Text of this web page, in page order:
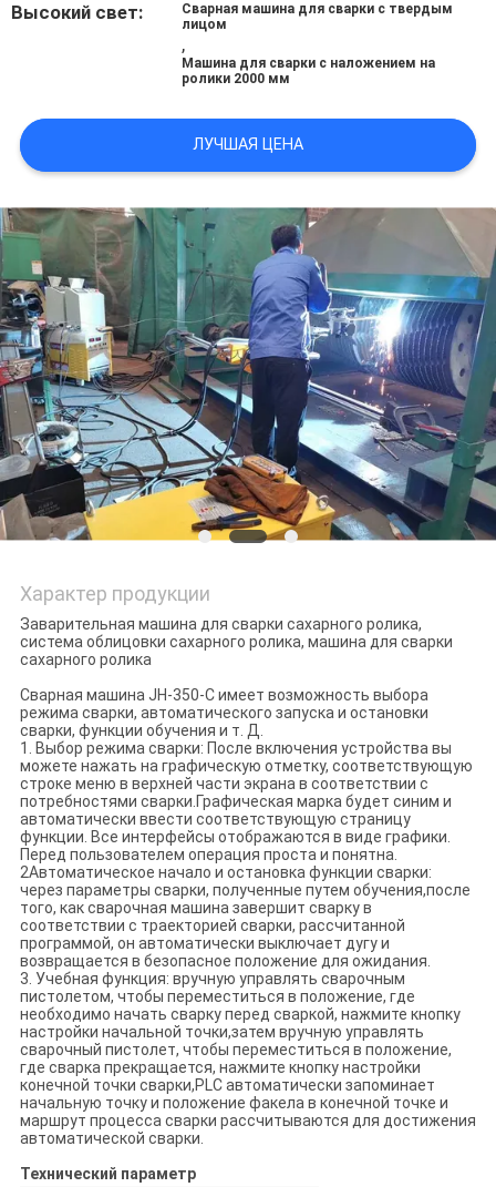
PRIVACY
POLICY
Высокий свет:
Сварная машина для сварки с твердым
лицом
,
Машина для сварки с наложением на
ролики 2000 мм
ЛУЧШАЯ ЦЕНА
Характер продукции
Заварительная машина для сварки сахарного ролика,
система облицовки сахарного ролика, машина для сварки
сахарного ролика
Сварная машина JH-350-C имеет возможность выбора
режима сварки, автоматического запуска и остановки
сварки, функции обучения и т. Д.
1. Выбор режима сварки: После включения устройства вы
можете нажать на графическую отметку, соответствующую
строке меню в верхней части экрана в соответствии с
потребностями сварки.Графическая марка будет синим и
автоматически ввести соответствующую страницу
функции. Все интерфейсы отображаются в виде графики.
Перед пользователем операция проста и понятна.
2Автоматическое начало и остановка функции сварки:
через параметры сварки, полученные путем обучения,после
того, как сварочная машина завершит сварку в
соответствии с траекторией сварки, рассчитанной
программой, он автоматически выключает дугу и
возвращается в безопасное положение для ожидания.
3. Учебная функция: вручную управлять сварочным
пистолетом, чтобы переместиться в положение, где
необходимо начать сварку перед сваркой, нажмите кнопку
настройки начальной точки,затем вручную управлять
сварочный пистолет, чтобы переместиться в положение,
где сварка прекращается, нажмите кнопку настройки
конечной точки сварки,PLC автоматически запоминает
начальную точку и положение факела в конечной точке и
маршрут процесса сварки рассчитываются для достижения
автоматической сварки.
Технический параметр